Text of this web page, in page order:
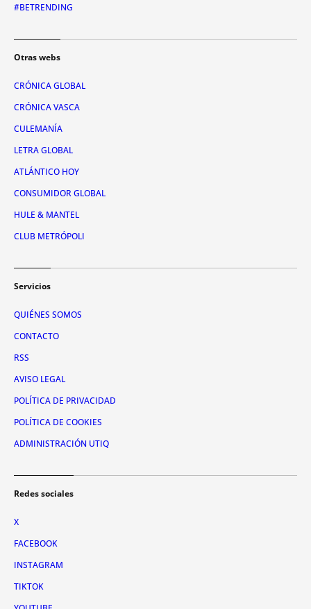
#BETRENDING
Otras webs
CRÓNICA GLOBAL
CRÓNICA VASCA
CULEMANÍA
LETRA GLOBAL
ATLÁNTICO HOY
CONSUMIDOR GLOBAL
HULE & MANTEL
CLUB METRÓPOLI
Servicios
QUIÉNES SOMOS
CONTACTO
RSS
AVISO LEGAL
POLÍTICA DE PRIVACIDAD
POLÍTICA DE COOKIES
ADMINISTRACIÓN UTIQ
Redes sociales
X
FACEBOOK
INSTAGRAM
TIKTOK